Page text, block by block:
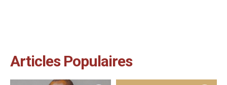
Articles Populaires